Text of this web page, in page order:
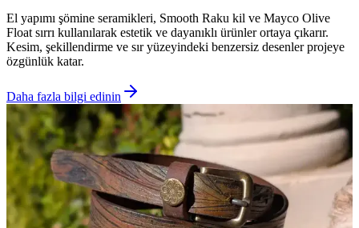
El yapımı şömine seramikleri, Smooth Raku kil ve Mayco Olive
Float sırrı kullanılarak estetik ve dayanıklı ürünler ortaya çıkarır.
Kesim, şekillendirme ve sır yüzeyindeki benzersiz desenler projeye
özgünlük katar.
Daha fazla bilgi edinin